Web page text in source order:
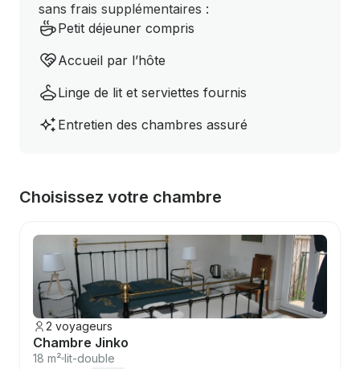
sans frais supplémentaires :
Petit déjeuner compris
Accueil par l’hôte
Linge de lit et serviettes fournis
Entretien des chambres assuré
Choisissez votre chambre
2 voyageurs
Chambre Jinko
18 m² lit-double